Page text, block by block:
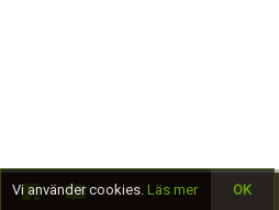
Vi använder cookies. Läs mer OK